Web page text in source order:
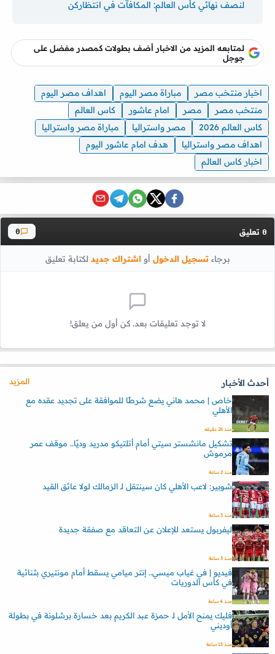
لنصف نهائي كأس العالم: المكافآت في انتظاركن
لمتابعه المزيد من الاخبار أضف بطولات كمصدر مفضل على
جوجل
اخبار منتخب مصر مباراة مصر اليوم
اهداف مصر اليوم
منتخب مصر
مصر امام عاشور
كاس العالم
كاس العالم 2026
مصر واستراليا
مباراة مصر واستراليا
اهداف مصر واستراليا
هدف امام عاشور اليوم
اخبار كاس العالم
0 تعليق 0
برجاءتسجيل الدخول أواشتراك جديد لكتابة تعليق
لا توجد تعليقات بعد. كن أول من يعلق!
أحدث الأخبار
المزيد
خاص | محمد هاني يضع شرطًا للموافقة على تجديد عقده مع
الأهلي
منذ 26 دقيقه
تشكيل مانشستر سيتي أمام أتلتيكو مدريد وديًا.. موقف عمر
مرموش
منذ 2 ساعة
شوبير: لاعب الأهلي كان سينتقل لـ الزمالك لولا عائق القيد
منذ 3 ساعة
ليفربول يستعد للإعلان عن التعاقد مع صفقة جديدة
منذ 3 ساعة
فيديو | في غياب ميسي.. إنتر ميامي يسقط أمام مونتيري بثنائية
في كأس الدوريات
منذ 4 ساعة
فليك يمنح الأمل لـ حمزة عبد الكريم بعد خسارة برشلونة في بطولة
أوديني
منذ 13 ساعة